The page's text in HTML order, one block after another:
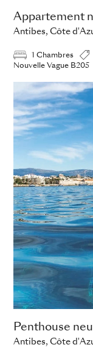
Appartement
Antibes, Côte
1 Chambres
Nouvelle Vague B205
Penthouse
Antibes, Côte